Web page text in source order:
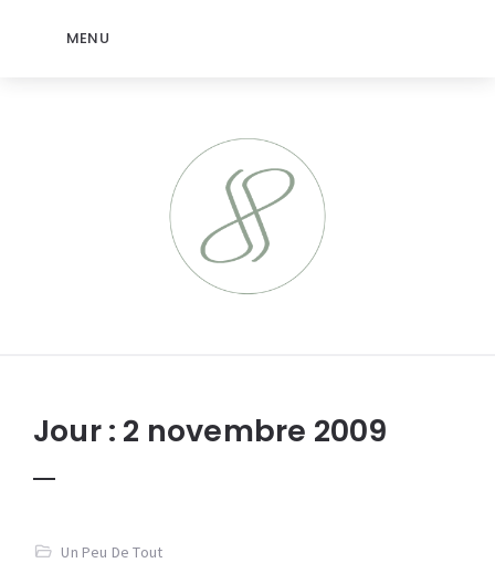
MENU
Jour : 2 novembre 2009
Un Peu De Tout